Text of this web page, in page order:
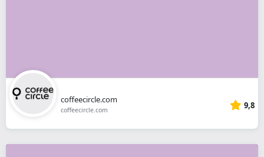
coffeecircle.com
coffeecircle.com 9,8